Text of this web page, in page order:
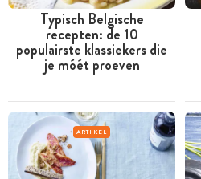
Typisch Belgische
recepten: de 10
populairste klassiekers die
je móét proeven
ARTIKEL